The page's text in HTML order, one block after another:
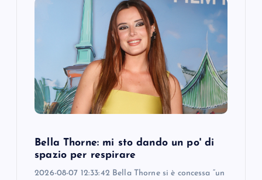
Bella Thorne: mi sto dando un po' di
spazio per respirare
2026-08-07 12:33:42 Bella Thorne si è concessa “un